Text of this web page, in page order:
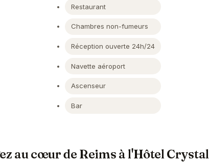
Restaurant
Chambres non-fumeurs
Réception ouverte 24h/24
Navette aéroport
Ascenseur
Bar
au cœur de Reims à l'Hôtel Crystal